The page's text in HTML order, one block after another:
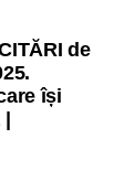
de
își